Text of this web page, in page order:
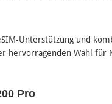
Unterstützung und
hervorragenden Wahl
Pro